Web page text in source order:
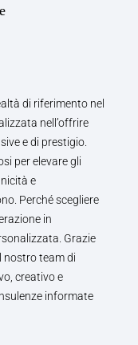
di riferimento nel
nell’offrire
e di prestigio.
per elevare gli
e
Perché scegliere
in
Grazie
nostro team di
creativo e
informate